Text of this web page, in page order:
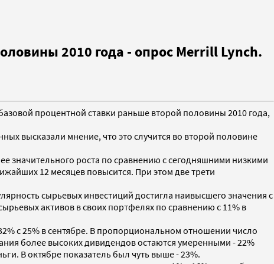
2010 года - опрос Merrill Lynch.
процентной ставки раньше второй половины 2010 года,
высказали мнение, что это случится во второй половине
значительного роста по сравнению с сегодняшними низкими
12 месяцев повысится. При этом две трети
сырьевых инвестиций достигла наивысшего значения с
активов в своих портфелях по сравнению с 11% в
с 25% в сентябре. В пропорциональном отношении число
более высоких дивидендов остаются умеренными - 22%
В октябре показатель был чуть выше - 23%.